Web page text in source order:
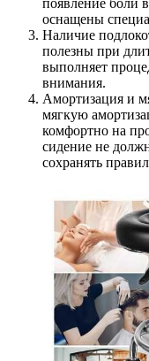
оснащены
Наличие
полезны при
выполняет
внимания.
Амортизация и
мягкую
комфортно на
сидение не
сохранять